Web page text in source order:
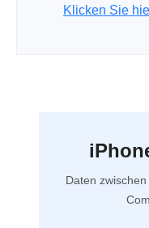
Klicken Sie
Daten